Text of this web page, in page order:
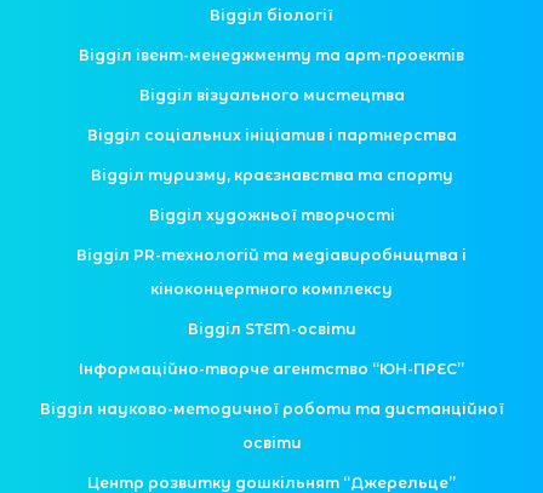
Відділ біології
Відділ івент-менеджменту та арт-проектів
Відділ візуального мистецтва
Відділ соціальних ініціатив і партнерства
Відділ туризму, краєзнавства та спорту
Відділ художньої творчості
Відділ PR-технологій та медіавиробництва і
кіноконцертного комплексу
Відділ STEM-освіти
Інформаційно-творче агентство “ЮН-ПРЕС”
Відділ науково-методичної роботи та дистанційної
освіти
Центр розвитку дошкільнят “Джерельце”